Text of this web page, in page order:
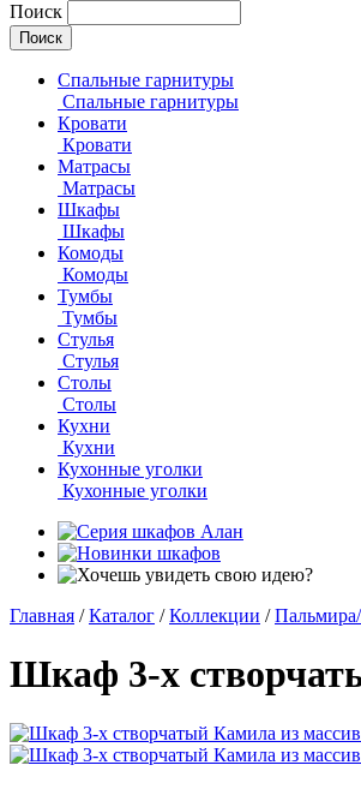
Поиск
Спальные гарнитуры
Спальные гарнитуры
Кровати
Кровати
Матрасы
Матрасы
Шкафы
Шкафы
Комоды
Комоды
Тумбы
Тумбы
Стулья
Стулья
Столы
Столы
Кухни
Кухни
Кухонные уголки
Кухонные уголки
Главная / Каталог / Коллекции /
Шкаф 3-х